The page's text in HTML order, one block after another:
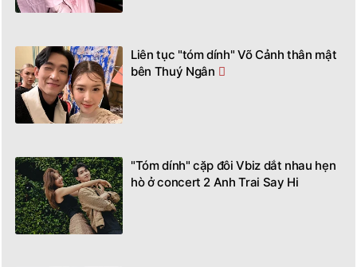
Liên tục "tóm dính" Võ Cảnh thân mật
bên Thuý Ngân
"Tóm dính" cặp đôi Vbiz dắt nhau hẹn
hò ở concert 2 Anh Trai Say Hi